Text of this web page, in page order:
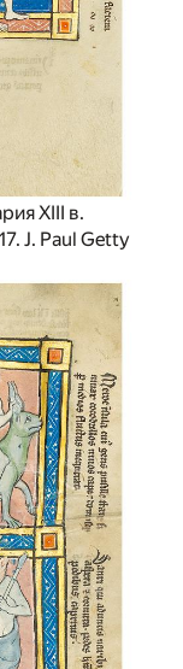
XIII в.
J. Paul Getty